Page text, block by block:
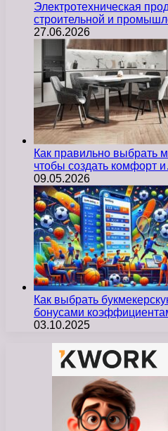
Электротехническая
строительной и
27.06.2026
Как правильно выбрать
чтобы создать комфорт
09.05.2026
Как выбрать
бонусами
03.10.2025